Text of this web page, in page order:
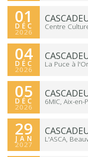
01
DÉC
2026
Centre
Aucun complément
concert.
04
DÉC
2026
La Puce à
RÉSERVER
05
DÉC
2026
6MIC, Aix-en-
RÉSERVER
29
JAN
2027
L'ASCA,
RÉSERVER